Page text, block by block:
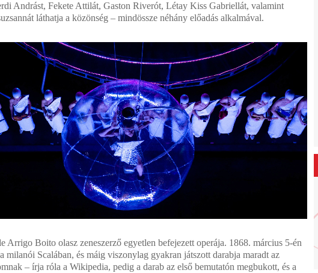
Andrást, Fekete Attilát, Gaston Riverót, Létay Kiss Gabriellát, valamint
láthatja a közönség – mindössze néhány előadás alkalmával.
Arrigo Boito olasz zeneszerző egyetlen befejezett operája. 1868. március 5-én
milanói Scalában, és máig viszonylag gyakran játszott darabja maradt az
– írja róla a Wikipedia, pedig a darab az első bemutatón megbukott, és a